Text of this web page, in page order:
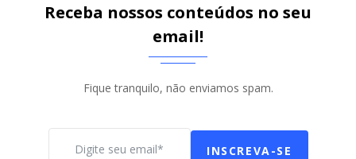
Receba nossos conteúdos no seu
email!
Fique tranquilo, não enviamos spam.
INSCREVA-SE